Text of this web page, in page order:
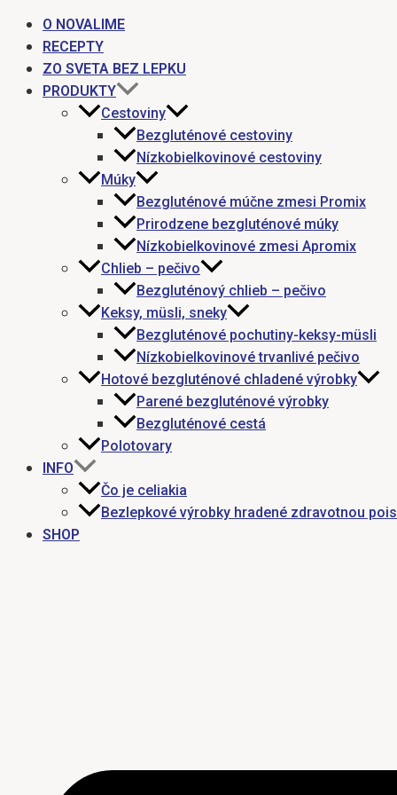
O NOVALIME
RECEPTY
ZO SVETA BEZ LEPKU
PRODUKTY
Cestoviny
Bezgluténové cestoviny
Nízkobielkovinové cestoviny
Múky
Bezgluténové múčne zmesi Promix
Prirodzene bezgluténové múky
Nízkobielkovinové zmesi Apromix
Chlieb – pečivo
Bezgluténový chlieb – pečivo
Keksy, müsli, sneky
Bezgluténové pochutiny-keksy-müsli
Nízkobielkovinové trvanlivé pečivo
Hotové bezgluténové chladené výrobky
Parené bezgluténové výrobky
Bezgluténové cestá
Polotovary
INFO
Čo je celiakia
Bezlepkové výrobky hradené zdravotnou
SHOP